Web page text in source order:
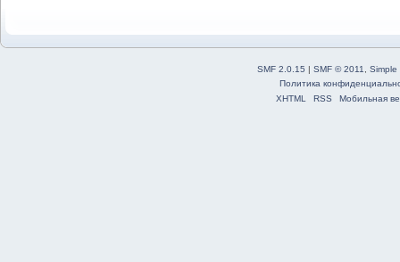
SMF 2.0.15 | SMF © 2011
Simple
Политика
XHTML
RSS Мобильная